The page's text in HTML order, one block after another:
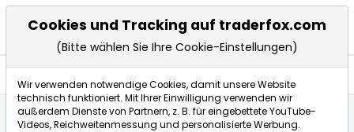
Cookies und Tracking auf traderfox.com
(Bitte wählen Sie Ihre Cookie-Einstellungen)
Wir verwenden notwendige Cookies, damit unsere Website
technisch funktioniert. Mit Ihrer Einwilligung verwenden wir
außerdem Dienste von Partnern, z. B. für eingebettete YouTube-
Videos, Reichweitenmessung und personalisierte Werbung.